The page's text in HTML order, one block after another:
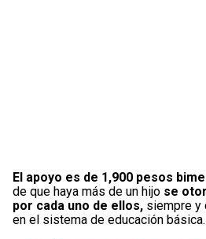
El apoyo es de 1,900 pesos
de que haya más de un hijo se
por cada uno de ellos, siempre y
en el sistema de educación básica.